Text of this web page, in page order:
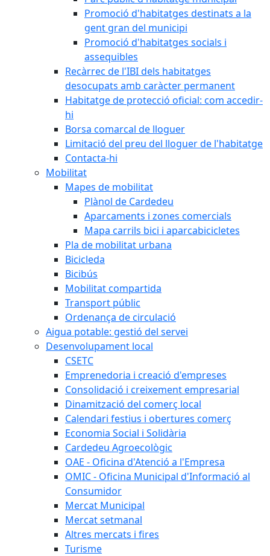
Promoció d'habitatges destinats a la
gent gran del municipi
Promoció d'habitatges socials i
assequibles
Recàrrec de l'IBI dels habitatges
desocupats amb caràcter permanent
Habitatge de protecció oficial: com accedir-
hi
Borsa comarcal de lloguer
Limitació del preu del lloguer de l'habitatge
Contacta-hi
Mobilitat
Mapes de mobilitat
Plànol de Cardedeu
Aparcaments i zones comercials
Mapa carrils bici i aparcabicicletes
Pla de mobilitat urbana
Bicicleda
Bicibús
Mobilitat compartida
Transport públic
Ordenança de circulació
Aigua potable: gestió del servei
Desenvolupament local
CSETC
Emprenedoria i creació d'empreses
Consolidació i creixement empresarial
Dinamització del comerç local
Calendari festius i obertures comerç
Economia Social i Solidària
Cardedeu Agroecològic
OAE - Oficina d'Atenció a l'Empresa
OMIC - Oficina Municipal d'Informació al
Consumidor
Mercat Municipal
Mercat setmanal
Altres mercats i fires
Turisme